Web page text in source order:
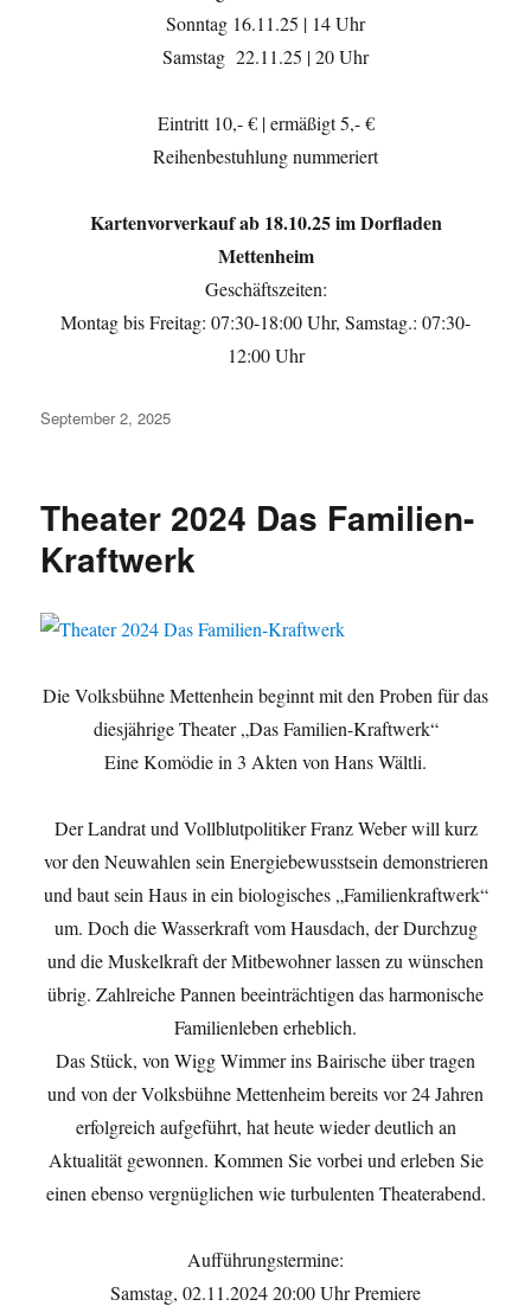
Sonntag 16.11.25 | 14 Uhr
Samstag 22.11.25 | 20 Uhr
Eintritt 10,- € | ermäßigt 5,- €
Reihenbestuhlung nummeriert
Kartenvorverkauf ab 18.10.25 im Dorfladen
Mettenheim
Geschäftszeiten:
Montag bis Freitag: 07:30-18:00 Uhr, Samstag.: 07:30-
12:00 Uhr
Veröffentlicht
September 2, 2025
Theater 2024 Das Familien-
Kraftwerk
Die Volksbühne Mettenhein beginnt mit den Proben für das
diesjährige Theater „Das Familien-Kraftwerk“
Eine Komödie in 3 Akten von Hans Wältli.
Der Landrat und Vollblutpolitiker Franz Weber will kurz
vor den Neuwahlen sein Energiebewusstsein demonstrieren
und baut sein Haus in ein biologisches „Familienkraftwerk“
um. Doch die Wasserkraft vom Hausdach, der Durchzug
und die Muskelkraft der Mitbewohner lassen zu wünschen
übrig. Zahlreiche Pannen beeinträchtigen das harmonische
Familienleben erheblich.
Das Stück, von Wigg Wimmer ins Bairische über tragen
und von der Volksbühne Mettenheim bereits vor 24 Jahren
erfolgreich aufgeführt, hat heute wieder deutlich an
Aktualität gewonnen. Kommen Sie vorbei und erleben Sie
einen ebenso vergnüglichen wie turbulenten Theaterabend.
Aufführungstermine:
Samstag, 02.11.2024 20:00 Uhr Premiere